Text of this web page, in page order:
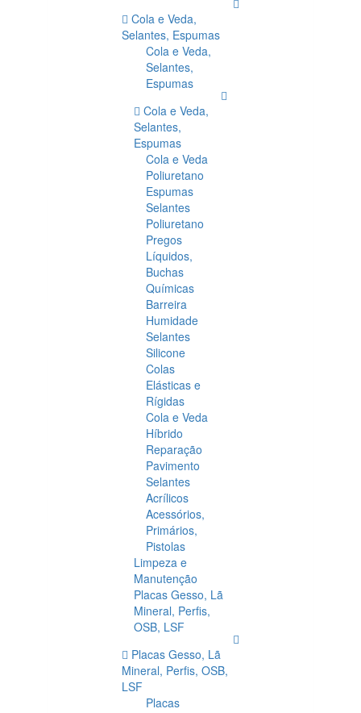
Cola e Veda,
Selantes, Espumas
Cola e Veda,
Selantes,
Espumas
Cola e Veda,
Selantes,
Espumas
Cola e Veda
Poliuretano
Espumas
Selantes
Poliuretano
Pregos
Líquidos,
Buchas
Químicas
Barreira
Humidade
Selantes
Silicone
Colas
Elásticas e
Rígidas
Cola e Veda
Híbrido
Reparação
Pavimento
Selantes
Acrílicos
Acessórios,
Primários,
Pistolas
Limpeza e
Manutenção
Placas Gesso, Lã
Mineral, Perfis,
OSB, LSF
Placas Gesso, Lã
Mineral, Perfis, OSB,
LSF
Placas